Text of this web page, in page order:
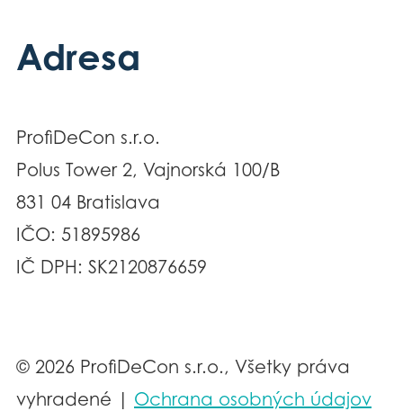
Adresa
ProfiDeCon s.r.o.
Polus Tower 2, Vajnorská 100/B
831 04 Bratislava
IČO: 51895986
IČ DPH: SK2120876659
© 2026 ProfiDeCon s.r.o., Všetky práva
vyhradené | Ochrana osobných údajov